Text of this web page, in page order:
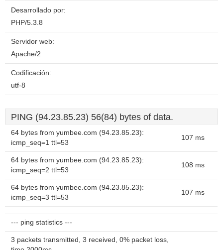
Desarrollado por:
PHP/5.3.8
Servidor web:
Apache/2
Codificación:
utf-8
PING (94.23.85.23) 56(84) bytes of data.
64 bytes from yumbee.com (94.23.85.23):
icmp_seq=1 ttl=53
107 ms
64 bytes from yumbee.com (94.23.85.23):
icmp_seq=2 ttl=53
108 ms
64 bytes from yumbee.com (94.23.85.23):
icmp_seq=3 ttl=53
107 ms
--- ping statistics ---
3 packets transmitted, 3 received, 0% packet loss,